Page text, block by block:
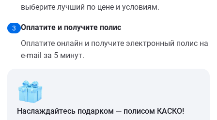
выберите лучший по цене и условиям.
3
Оплатите и получите полис
Оплатите онлайн и получите электронный полис на
e-mail за 5 минут.
Наслаждайтесь подарком — полисом КАСКО!